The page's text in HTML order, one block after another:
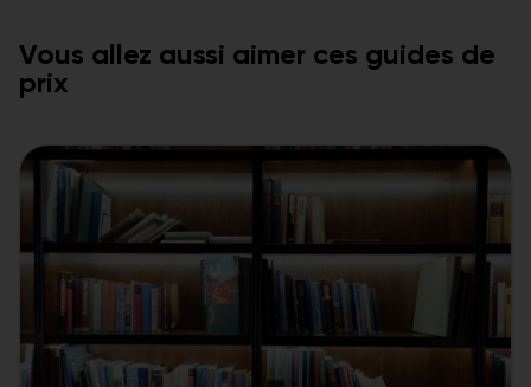
Vous allez aussi aimer ces guides de
prix